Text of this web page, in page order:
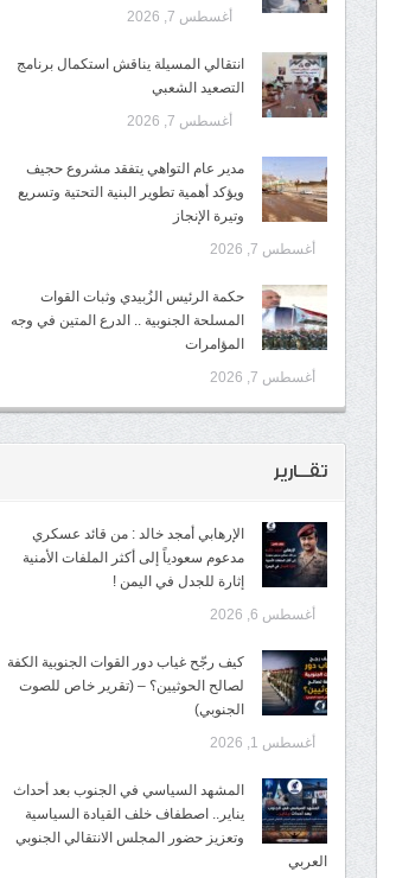
أغسطس 7, 2026
انتقالي المسيلة يناقش استكمال برنامج
التصعيد الشعبي
أغسطس 7, 2026
مدير عام التواهي يتفقد مشروع حجيف
ويؤكد أهمية تطوير البنية التحتية وتسريع
وتيرة الإنجاز
أغسطس 7, 2026
حكمة الرئيس الزُبيدي وثبات القوات
المسلحة الجنوبية .. الدرع المتين في وجه
المؤامرات
أغسطس 7, 2026
تقــارير
الإرهابي أمجد خالد : من قائد عسكري
مدعوم سعودياً إلى أكثر الملفات الأمنية
إثارة للجدل في اليمن !
أغسطس 6, 2026
كيف رجّح غياب دور القوات الجنوبية الكفة
لصالح الحوثيين؟ – (تقرير خاص للصوت
الجنوبي)
أغسطس 1, 2026
المشهد السياسي في الجنوب بعد أحداث
يناير.. اصطفاف خلف القيادة السياسية
وتعزيز حضور المجلس الانتقالي الجنوبي
العربي